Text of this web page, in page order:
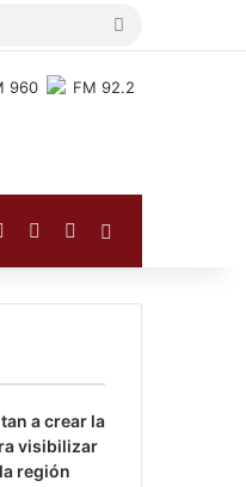
YouTubeInstagram
TikTok
a crear la
visibilizar
región